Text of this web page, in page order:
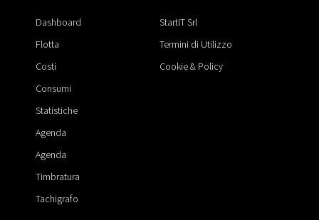
Dashboard
Flotta
Costi
Consumi
Statistiche
Agenda
Agenda
Timbratura
Tachigrafo
StartIT Srl
Termini di Utilizzo
Cookie & Policy